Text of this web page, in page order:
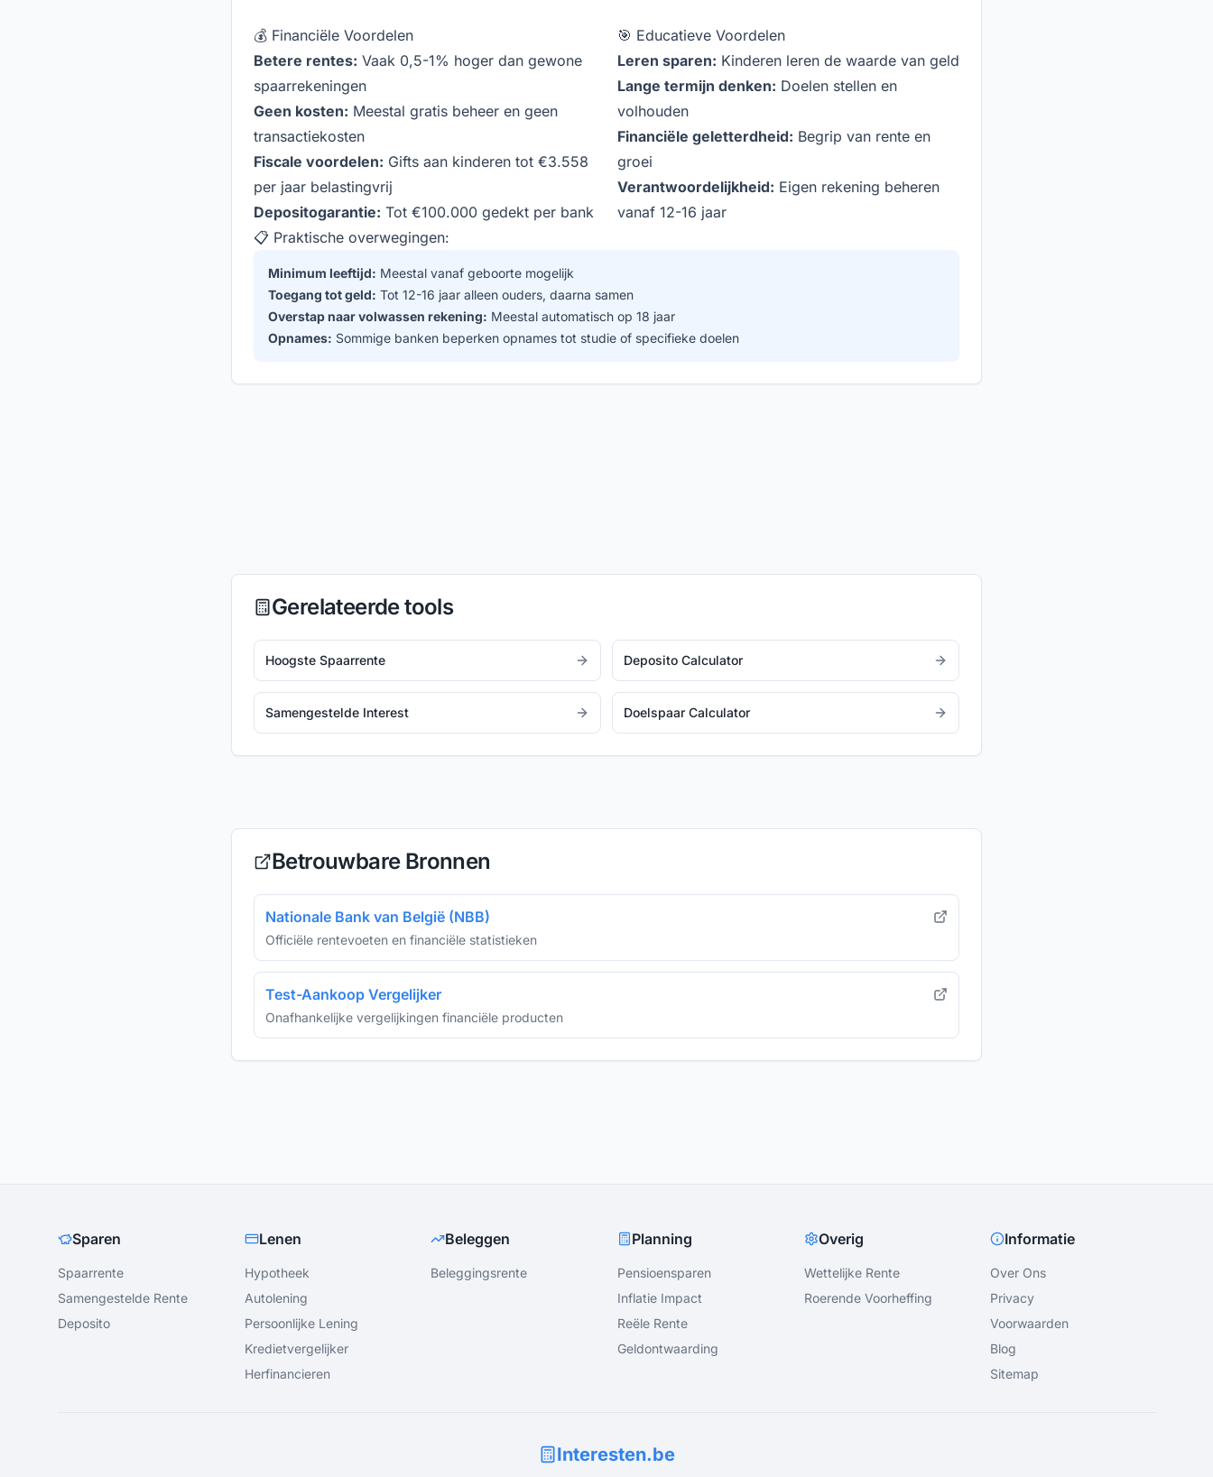
💰 Financiële Voordelen
Betere rentes: Vaak 0,5-1% hoger dan gewone
spaarrekeningen
Geen kosten: Meestal gratis beheer en geen
transactiekosten
Fiscale voordelen: Gifts aan kinderen tot €3.558
per jaar belastingvrij
Depositogarantie: Tot €100.000 gedekt per bank
🎯 Educatieve Voordelen
Leren sparen: Kinderen leren de waarde van geld
Lange termijn denken: Doelen stellen en
volhouden
Financiële geletterdheid: Begrip van rente en
groei
Verantwoordelijkheid: Eigen rekening beheren
vanaf 12-16 jaar
📋 Praktische overwegingen:
Minimum leeftijd: Meestal vanaf geboorte mogelijk
Toegang tot geld: Tot 12-16 jaar alleen ouders, daarna samen
Overstap naar volwassen rekening: Meestal automatisch op 18 jaar
Opnames: Sommige banken beperken opnames tot studie of specifieke doelen
Gerelateerde tools
Hoogste Spaarrente Deposito Calculator
Samengestelde Interest Doelspaar Calculator
Betrouwbare Bronnen
Nationale Bank van België (NBB)
Officiële rentevoeten en financiële statistieken
Test-Aankoop Vergelijker
Onafhankelijke vergelijkingen financiële producten
Sparen
Spaarrente
Samengestelde Rente
Deposito
Lenen
Hypotheek
Autolening
Persoonlijke Lening
Kredietvergelijker
Herfinancieren
Beleggen
Beleggingsrente
Planning
Pensioensparen
Inflatie Impact
Reële Rente
Geldontwaarding
Overig
Wettelijke Rente
Roerende Voorheffing
Informatie
Over Ons
Privacy
Voorwaarden
Blog
Sitemap
Interesten.be